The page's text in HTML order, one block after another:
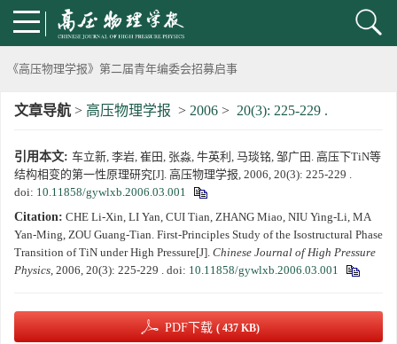
动载下材料物性机器学习与高通量研究专刊征稿启事
《高压物理学报》第二届青年编委会招募启事
《高压物理学报》2023年度优秀审稿人和优秀论文评选结果
第十四届全国爆炸力学学术会议 第二轮通知
通知
文章导航 > 高压物理学报 > 2006 > 20(3): 225-229 .
引用本文: 车立新, 李岩, 崔田, 张淼, 牛英利, 马琰铭, 邹广田. 高压下TiN等
结构相变的第一性原理研究[J]. 高压物理学报, 2006, 20(3): 225-229 .
doi: 10.11858/gywlxb.2006.03.001
Citation: CHE Li-Xin, LI Yan, CUI Tian, ZHANG Miao, NIU Ying-Li, MA
Yan-Ming, ZOU Guang-Tian. First-Principles Study of the Isostructural Phase
Transition of TiN under High Pressure[J]. Chinese Journal of High Pressure
Physics, 2006, 20(3): 225-229 . doi: 10.11858/gywlxb.2006.03.001
PDF下载 ( 437 KB)